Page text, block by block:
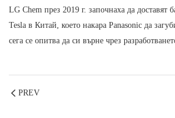
LG Chem през 2019 г. започнаха да доставят
Tesla в Китай, което накара Panasonic да
сега се опитва да си върне чрез
PREV